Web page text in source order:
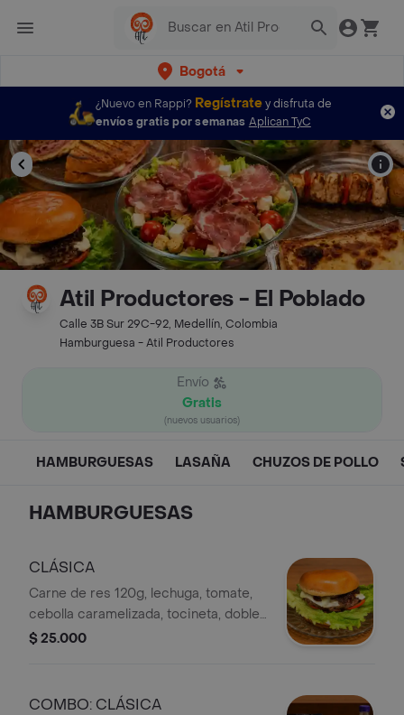
Bogotá
¿Nuevo en Rappi? Regístratey disfruta de
envíos gratis por semanas Aplican TyC
Atil Productores - El Poblado
Calle 3B Sur 29C-92, Medellín, Colombia
Hamburguesa - Atil Productores
Envío
Gratis
(nuevos usuarios)
HAMBURGUESAS LASAÑA CHUZOS DE POLLO
HAMBURGUESAS
CLÁSICA
Carne de res 120g, lechuga, tomate,
cebolla caramelizada, tocineta, doble
queso suizo.
$ 25.000
COMBO: CLÁSICA